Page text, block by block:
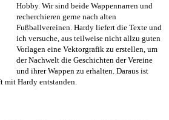
Hobby. Wir sind beide Wappennarren und
recherchieren gerne nach alten
Fußballvereinen. Hardy liefert die Texte und
ich versuche, aus teilweise nicht allzu guten
Vorlagen eine Vektorgrafik zu erstellen, um
der Nachwelt die Geschichten der Vereine
und ihrer Wappen zu erhalten. Daraus ist
mit Hardy entstanden.